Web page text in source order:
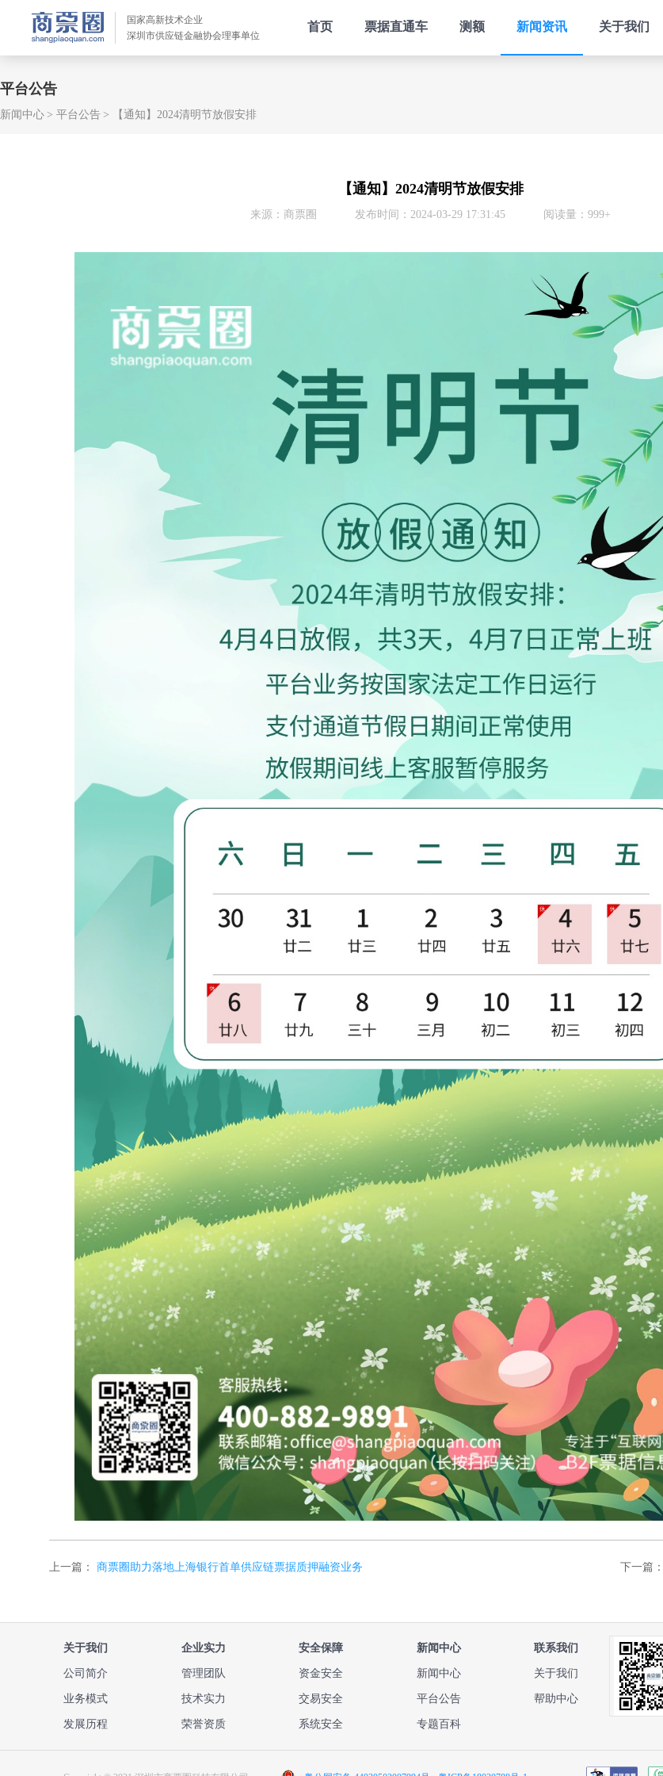
国家高新技术企业
深圳市供应链金融协会理事单位
首页 票据直通车 测额 新闻资讯 关于我们
平台公告
新闻中心 平台公告 【通知】2024清明节放假安排
【通知】2024清明节放假安排
来源：商票圈 发布时间：2024-03-29 17:31:45 阅读量：999+
上一篇： 商票圈助力落地上海银行首单供应链票据质押融资业务 下一篇：
关于我们
公司简介
业务模式
发展历程
企业实力
管理团队
技术实力
荣誉资质
安全保障
资金安全
交易安全
系统安全
新闻中心
新闻中心
平台公告
专题百科
联系我们
关于我们
帮助中心